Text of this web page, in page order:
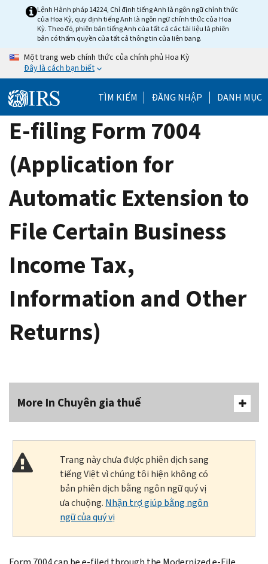
Lệnh Hành pháp 14224, Chỉ định tiếng Anh là ngôn ngữ chính thức
của Hoa Kỳ, quy định tiếng Anh là ngôn ngữ chính thức của Hoa
Kỳ. Theo đó, phiên bản tiếng Anh của tất cả các tài liệu là phiên
bản có thẩm quyền của tất cả thông tin của liên bang.
Một trang web chính thức của chính phủ Hoa Kỳ
Đây là cách bạn biết
TÌM KIẾM ĐĂNG NHẬP DANH MỤC
E-filing Form 7004
(Application for
Automatic Extension to
File Certain Business
Income Tax,
Information and Other
Returns)
More In Chuyên gia thuế
Trang này chưa được phiên dịch sang
tiếng Việt vì chúng tôi hiện không có
bản phiên dịch bằng ngôn ngữ quý vị
ưa chuộng. Nhận trợ giúp bằng ngôn
ngữ của quý vị